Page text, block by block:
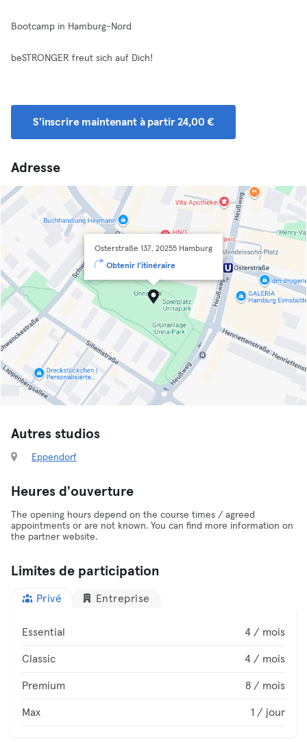
Bootcamp in Hamburg-Nord
beSTRONGER freut sich auf Dich!
S'inscrire maintenant à partir 24,00 €
Adresse
Osterstraße 137, 20255 Hamburg
Obtenir l'itinéraire
Autres studios
Eppendorf
Heures d'ouverture
The opening hours depend on the course times / agreed
appointments or are not known. You can find more information on
the partner website.
Limites de participation
Privé Entreprise
Essential 4 / mois
Classic 4 / mois
Premium 8 / mois
Max 1 / jour